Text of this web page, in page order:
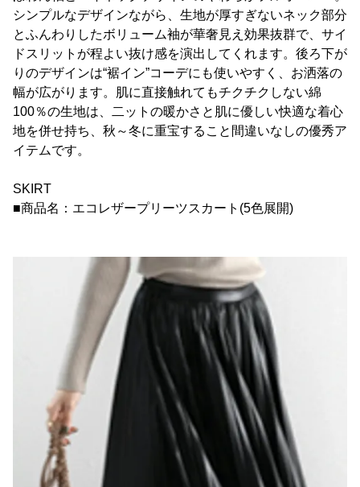
シンプルなデザインながら、生地が厚すぎないネック部分
とふんわりしたボリューム袖が華奢見え効果抜群で、サイ
ドスリットが程よい抜け感を演出してくれます。後ろ下が
りのデザインは“裾イン”コーデにも使いやすく、お洒落の
幅が広がります。肌に直接触れてもチクチクしない綿
100％の生地は、二ットの暖かさと肌に優しい快適な着心
地を併せ持ち、秋～冬に重宝すること間違いなしの優秀ア
イテムです。
SKIRT
■商品名：エコレザープリーツスカート(5色展開)